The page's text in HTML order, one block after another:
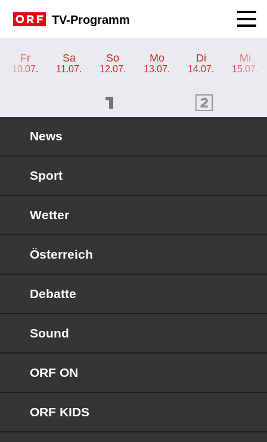
TV-Programm
Fr
10.07.
Sa
11.07.
So
12.07.
Mo
13.07.
Di
14.07.
Mi
15.07.
ORF 2 Programm
News
Sport
Wetter
Österreich
Debatte
Sound
ORF ON
ORF KIDS